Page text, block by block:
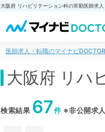
医師求人・転職のマイナビDOCTOR
大阪府 リハ
検索結果 67件※非公開求人